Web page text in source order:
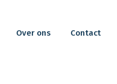
Over ons Contact